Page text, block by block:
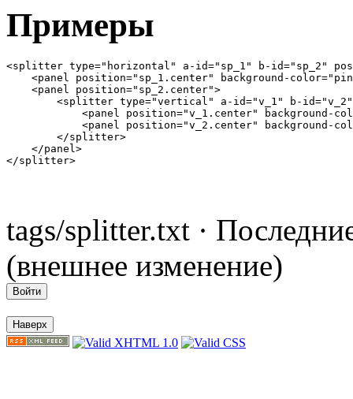
Примеры
<splitter type="horizontal" a-id="sp_1" b-id="sp_2"
<panel position="sp_1.center" background-
    <panel position="sp_2.center">
<splitter type="vertical" a-id="v_1" b-
<panel position="v_1.center" background-
<panel position="v_2.center" background-
        </splitter>
    </panel>
</splitter>
tags/splitter.txt ·
(внешнее изменение)